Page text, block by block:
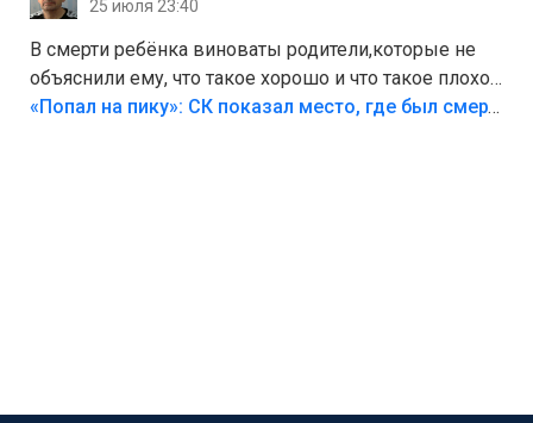
25 июля 23:40
В смерти ребёнка виноваты родители,которые не
объяснили ему, что такое хорошо и что такое плохо!
Лезть через такой забор,верх безумия,есть же
«Попал на пику»: СК показал место, где был смертельно травмирован ребенок в Тольятти